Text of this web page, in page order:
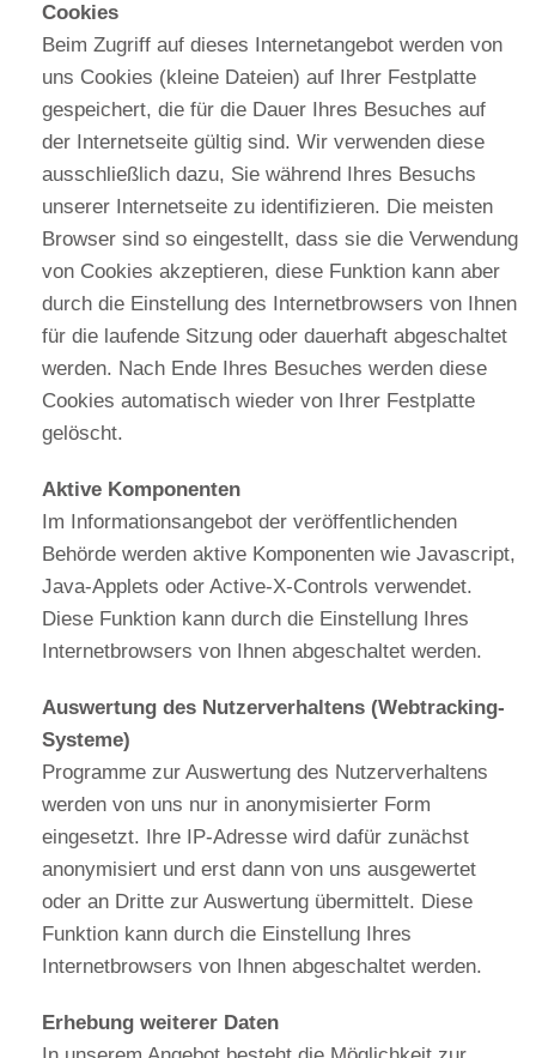
Cookies
Beim Zugriff auf dieses Internetangebot werden von
uns Cookies (kleine Dateien) auf Ihrer Festplatte
gespeichert, die für die Dauer Ihres Besuches auf
der Internetseite gültig sind. Wir verwenden diese
ausschließlich dazu, Sie während Ihres Besuchs
unserer Internetseite zu identifizieren. Die meisten
Browser sind so eingestellt, dass sie die Verwendung
von Cookies akzeptieren, diese Funktion kann aber
durch die Einstellung des Internetbrowsers von Ihnen
für die laufende Sitzung oder dauerhaft abgeschaltet
werden. Nach Ende Ihres Besuches werden diese
Cookies automatisch wieder von Ihrer Festplatte
gelöscht.
Aktive Komponenten
Im Informationsangebot der veröffentlichenden
Behörde werden aktive Komponenten wie Javascript,
Java-Applets oder Active-X-Controls verwendet.
Diese Funktion kann durch die Einstellung Ihres
Internetbrowsers von Ihnen abgeschaltet werden.
Auswertung des Nutzerverhaltens (Webtracking-
Systeme)
Programme zur Auswertung des Nutzerverhaltens
werden von uns nur in anonymisierter Form
eingesetzt. Ihre IP-Adresse wird dafür zunächst
anonymisiert und erst dann von uns ausgewertet
oder an Dritte zur Auswertung übermittelt. Diese
Funktion kann durch die Einstellung Ihres
Internetbrowsers von Ihnen abgeschaltet werden.
Erhebung weiterer Daten